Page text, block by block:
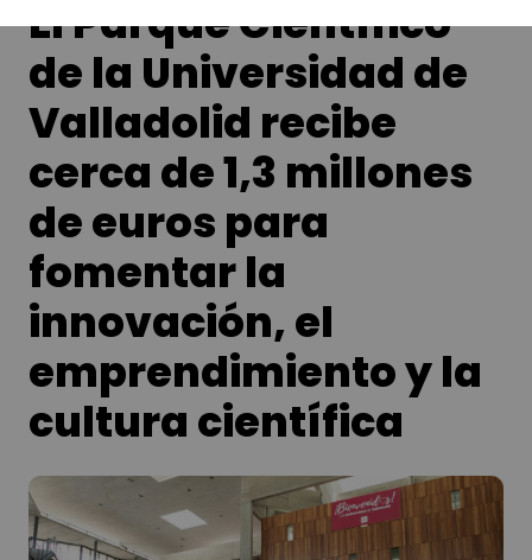
El Parque Científico
de la Universidad de
Valladolid recibe
cerca de 1,3 millones
de euros para
fomentar la
innovación, el
emprendimiento y la
cultura científica